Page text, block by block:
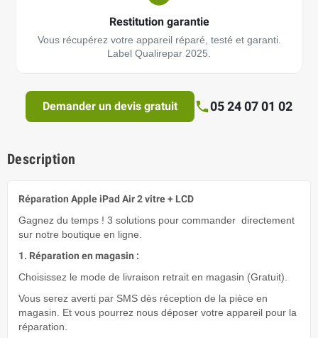
Restitution garantie
Vous récupérez votre appareil réparé, testé et garanti.
Label Qualirepar 2025.
Demander un devis gratuit 05 24 07 01 02
Description
Réparation Apple iPad Air 2 vitre + LCD
Gagnez du temps ! 3 solutions pour commander directement
sur notre boutique en ligne.
1. Réparation en magasin :
Choisissez le mode de livraison retrait en magasin (Gratuit).
Vous serez averti par SMS dès réception de la pièce en
magasin. Et vous pourrez nous déposer votre appareil pour la
réparation.